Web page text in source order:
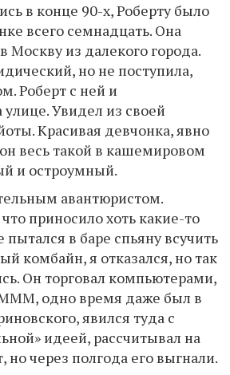
в конце 90-х, Роберту было
всего семнадцать. Она
Москву из далекого города.
но не поступила,
Роберт с ней и
Увидел из своей
Красивая девчонка, явно
весь такой в кашемировом
и остроумный.
авантюристом.
приносило хоть какие-то
в баре спьяну всучить
комбайн, я отказался, но так
Он торговал компьютерами,
одно время даже был в
явился туда с
идеей, рассчитывал на
через полгода его выгнали.